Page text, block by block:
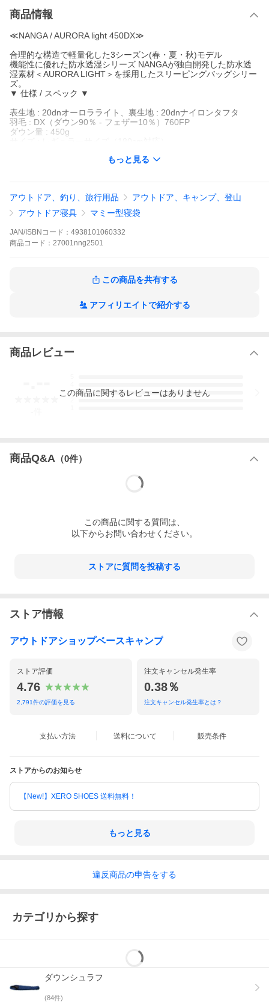
商品情報
≪NANGA / AURORA light 450DX≫
合理的な構造で軽量化した3シーズン(春・夏・秋)モデル
機能性に優れた防水透湿シリーズ NANGAが独自開発した防水透
湿素材＜AURORA LIGHT＞を採用したスリーピングバッグシリー
ズ。
▼ 仕様 / スペック ▼
表生地 : 20dnオーロラライト、裏生地 : 20dnナイロンタフタ
羽毛 : DX（ダウン90％ - フェザー10％）760FP
ダウン量 : 450g
収納サイズ：約Φ17cm×32cm
※ブラウザやお使いのモニター環境により、
掲載画像と実際の商品の色味が若干異なる場合があります。
商品詳細画像は今シーズン展開外カラーを掲載していることが
あります。
掲載の価格・デザイン・仕様について、予告なく変更すること
カテゴリ一覧
もっと見る
アウトドア、釣り、旅行用品
アウトドア、キャンプ、登山
アウトドア寝具
マミー型寝袋
JAN/ISBNコード： 4938101060332
商品 コード： 27001nng2501
この商品を共有する
アフィリエイトで紹介する
商品レビュー
3
この商品に関するレビューはありません
商品Q&A （0件）
この商品に関する質問は、
以下からお問い合わせください。
ストアに質問を投稿する
ストア情報
アウトドアショップベースキャンプ
ストア評価
4.76
2,791件の評価を見る
注文キャンセル発生率
0.38％
注文キャンセル発生率とは？
支払い方法 送料について 販売条件
ストアからのお知らせ
【New!】XERO SHOES 送料無料！
もっと見る
違反商品の申告をする
カテゴリから探す
ダウンシュラフ
(84件)